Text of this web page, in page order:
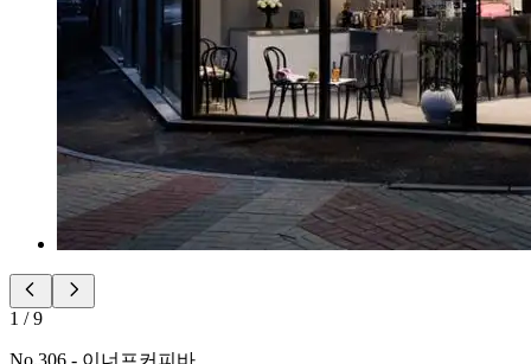
1 /9
No.306 - 이너프커피바